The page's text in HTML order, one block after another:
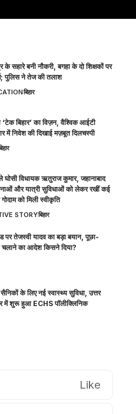
के सहारे बनी नौकरी, बगहा के दो शिक्षकों पर
पुलिस ने तेज की तलाश
बिहार
‘टेक बिहार’ का विज़न, वैश्विक आईटी
में निवेश की दिखाई मज़बूत दिलचस्पी
घोसी विधायक ऋतुराज कुमार, जहानाबाद
और यात्री सुविधाओं को लेकर रखीं कई
को मिली स्वीकृति
STORYबिहार
पर तेजस्वी यादव का बड़ा बयान, पूछा-
चलाने का आदेश किसने दिया?
के लिए नई स्वास्थ्य सुविधा, उत्तर
में शुरू हुआ ECHS पॉलीक्लिनिक
Like